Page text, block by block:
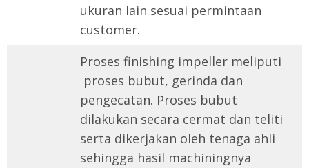
ukuran lain sesuai permintaan
customer.
Proses finishing impeller meliputi
proses bubut, gerinda dan
pengecatan. Proses bubut
dilakukan secara cermat dan teliti
serta dikerjakan oleh tenaga ahli
sehingga hasil machiningnya